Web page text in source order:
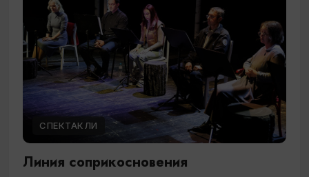
СПЕКТАКЛИ
Линия соприкосновения